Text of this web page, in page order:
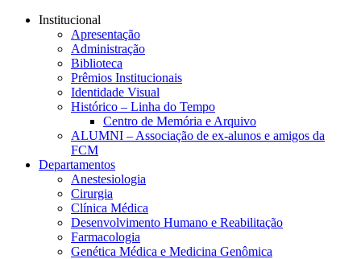
Conteúdo principal
Institucional
Apresentação
Administração
Biblioteca
Prêmios Institucionais
Identidade Visual
Histórico – Linha do Tempo
Centro de Memória e Arquivo
ALUMNI – Associação de ex-alunos e amigos da
FCM
Departamentos
Anestesiologia
Cirurgia
Clínica Médica
Desenvolvimento Humano e Reabilitação
Farmacologia
Genética Médica e Medicina Genômica